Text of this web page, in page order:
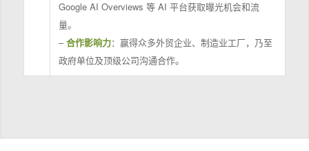
Google AI Overviews 等 AI 平台获取曝光机会和流
量。
–合作影响力：赢得众多外贸企业、制造业工厂，乃至
政府单位及顶级公司沟通合作。